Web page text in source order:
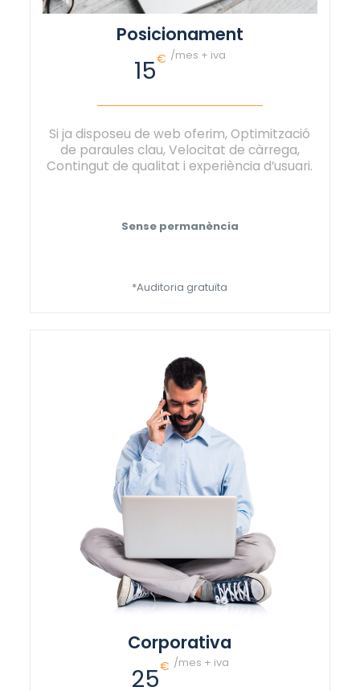
Posicionament
15€ /mes + iva
Si ja disposeu de web oferim, Optimització
de paraules clau, Velocitat de càrrega,
Contingut de qualitat i experiència d’usuari.
Sense permanència
*Auditoria gratuïta
Corporativa
25€ /mes + iva